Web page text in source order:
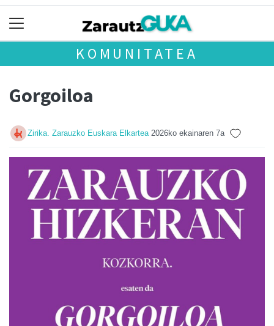
KOMUNITATEA
Gorgoiloa
Zirika. Zarauzko Euskara Elkartea 2026ko ekainaren 7a